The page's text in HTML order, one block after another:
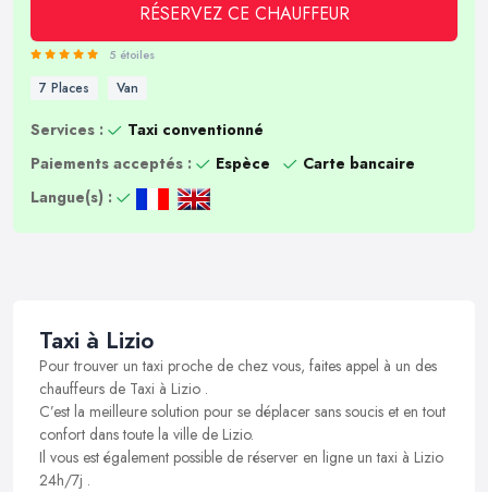
RÉSERVEZ CE CHAUFFEUR
5 étoiles
7 Places Van
Services :
Taxi conventionné
Paiements acceptés :
Espèce
Carte bancaire
Langue(s) :
Taxi à Lizio
Pour trouver un taxi proche de chez vous, faites appel à un des
chauffeurs de Taxi à Lizio .
C’est la meilleure solution pour se déplacer sans soucis et en tout
confort dans toute la ville de Lizio.
Il vous est également possible de réserver en ligne un taxi à Lizio
24h/7j .